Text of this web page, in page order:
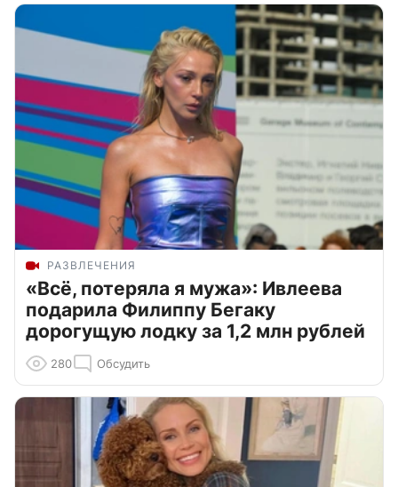
РАЗВЛЕЧЕНИЯ
«Всё, потеряла я мужа»: Ивлеева
подарила Филиппу Бегаку
дорогущую лодку за 1,2 млн рублей
280 Обсудить